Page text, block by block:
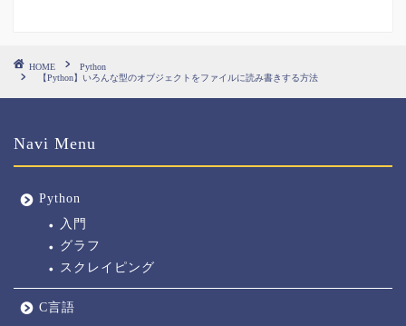
HOME
Python
【Python】いろんな型のオブジェクトをファイルに読み書きする方法
Navi Menu
Python
入門
グラフ
スクレイピング
C言語